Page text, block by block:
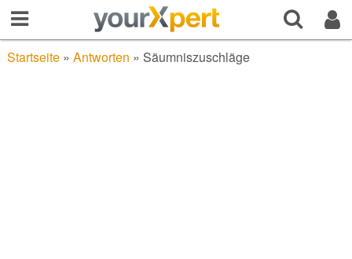
Startseite» Antworten » Säumniszuschläge